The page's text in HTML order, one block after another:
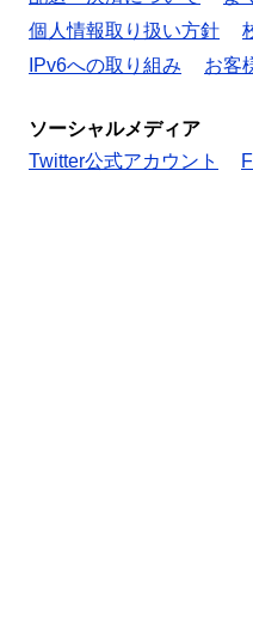
個人情報取り扱い方針
IPv6への取り組み
お客
ソーシャルメディア
Twitter公式アカウント